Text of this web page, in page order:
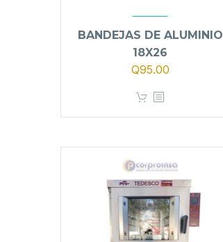
BANDEJAS DE ALUMINIO
18X26
Q95.00